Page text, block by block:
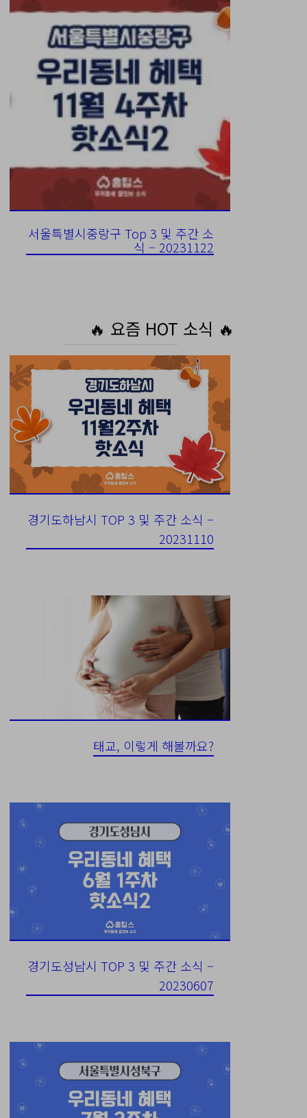
서울특별시중랑구 Top 3 및 주간 소
식 – 20231122
🔥 요즘 HOT 소식 🔥
경기도하남시 TOP 3 및 주간 소식 –
20231110
태교, 이렇게 해볼까요?
경기도성남시 TOP 3 및 주간 소식 –
20230607